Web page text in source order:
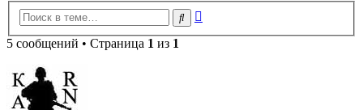
Поиск
5 сообщений • Страница 1 из 1